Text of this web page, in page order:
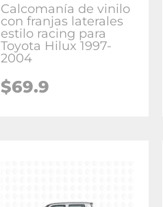
Calcomanía de vinilo
con franjas laterales
estilo racing para
Toyota Hilux 1997-
2004
$69.9